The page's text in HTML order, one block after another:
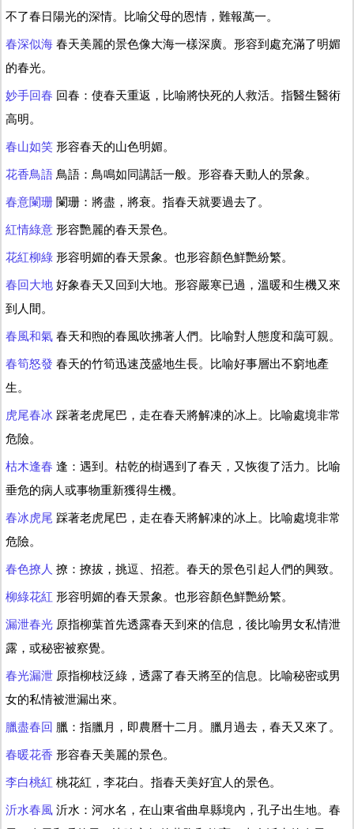
不了春日陽光的深情。比喻父母的恩情，難報萬一。
春深似海 春天美麗的景色像大海一樣深廣。形容到處充滿了明媚
的春光。
妙手回春 回春：使春天重返，比喻將快死的人救活。指醫生醫術
高明。
春山如笑 形容春天的山色明媚。
花香鳥語 鳥語：鳥鳴如同講話一般。形容春天動人的景象。
春意闌珊 闌珊：將盡，將衰。指春天就要過去了。
紅情綠意 形容艷麗的春天景色。
花紅柳綠 形容明媚的春天景象。也形容顏色鮮艷紛繁。
春回大地 好象春天又回到大地。形容嚴寒已過，溫暖和生機又來
到人間。
春風和氣 春天和煦的春風吹拂著人們。比喻對人態度和藹可親。
春筍怒發 春天的竹筍迅速茂盛地生長。比喻好事層出不窮地產
生。
虎尾春冰 踩著老虎尾巴，走在春天將解凍的冰上。比喻處境非常
危險。
枯木逢春 逢：遇到。枯乾的樹遇到了春天，又恢復了活力。比喻
垂危的病人或事物重新獲得生機。
春冰虎尾 踩著老虎尾巴，走在春天將解凍的冰上。比喻處境非常
危險。
春色撩人 撩：撩拔，挑逗、招惹。春天的景色引起人們的興致。
柳綠花紅 形容明媚的春天景象。也形容顏色鮮艷紛繁。
漏泄春光 原指柳葉首先透露春天到來的信息，後比喻男女私情泄
露，或秘密被察覺。
春光漏泄 原指柳枝泛綠，透露了春天將至的信息。比喻秘密或男
女的私情被泄漏出來。
臘盡春回 臘：指臘月，即農曆十二月。臘月過去，春天又來了。
春暖花香 形容春天美麗的景色。
李白桃紅 桃花紅，李花白。指春天美好宜人的景色。
沂水春風 沂水：河水名，在山東省曲阜縣境內，孔子出生地。春